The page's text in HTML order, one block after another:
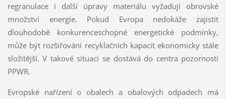
regranulace i další úpravy materiálu vyžadují obrovské
množství energie. Pokud Evropa nedokáže zajistit
dlouhodobě konkurenceschopné energetické podmínky,
může být rozšiřování recyklačních kapacit ekonomicky stále
složitější. V takové situaci se dostává do centra pozornosti
PPWR.
Evropské nařízení o obalech a obalových odpadech má